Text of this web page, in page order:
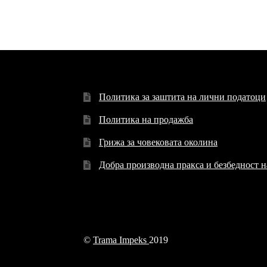
Политика за заштита на лични податоци
Политика на продажба
Грижа за човековата околина
Добра производна пракса и безбедност
©Trama Impeks 2019